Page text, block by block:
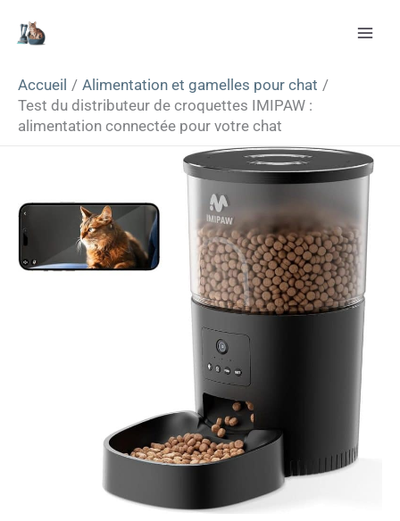
Accueil
Alimentation et gamelles pour chat
Test du distributeur de croquettes IMIPAW :
alimentation connectée pour votre chat